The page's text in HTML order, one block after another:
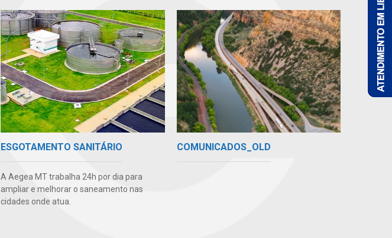
ESGOTAMENTO SANITÁRIO
A Aegea MT trabalha 24h por dia para
ampliar e melhorar o saneamento nas
cidades onde atua.
COMUNICADOS_OLD